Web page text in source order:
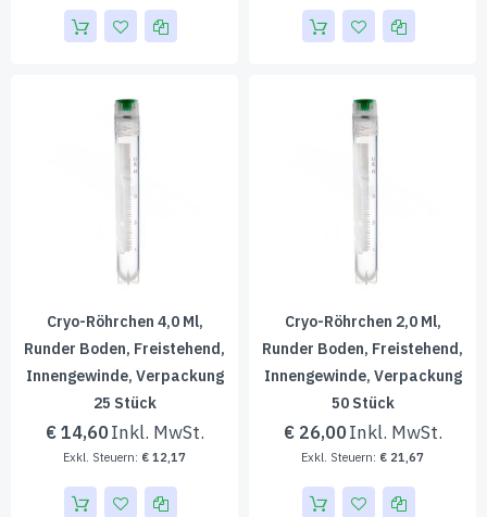
Cryo-Röhrchen 4,0 Ml,
Runder Boden, Freistehend,
Innengewinde, Verpackung
25 Stück
€ 14,60
€ 12,17
Cryo-Röhrchen 2,0 Ml,
Runder Boden, Freistehend,
Innengewinde, Verpackung
50 Stück
€ 26,00
€ 21,67